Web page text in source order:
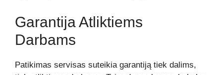
Garantija Atliktiems
Darbams
Patikimas servisas suteikia garantiją tiek dalims,